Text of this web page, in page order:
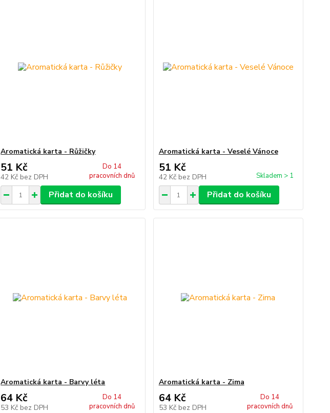
Aromatická karta - Růžičky
51 Kč
42 Kč bez DPH
Do 14
pracovních dnů
Přidat do košíku
Aromatická karta - Veselé Vánoce
51 Kč
42 Kč bez DPH Skladem > 1
Přidat do košíku
Aromatická karta - Barvy léta
64 Kč
53 Kč bez DPH
Do 14
pracovních dnů
Aromatická karta - Zima
64 Kč
53 Kč bez DPH
Do 14
pracovních dnů